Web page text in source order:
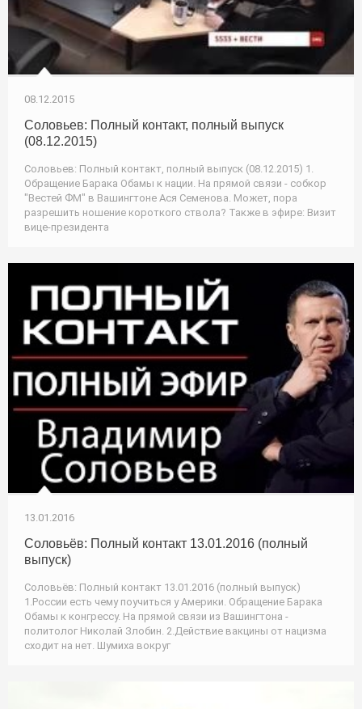
08.12.2015
Соловьев: Полный контакт, полный выпуск
(08.12.2015)
Соловьев: Полный контакт, полный выпуск (08.12.2015) 1.
Обращение Барака Обамы к нации. На прямой связи - собкор
"Вестей ФМ" в Вашингтоне Ася Семенова. Может, пора
разрешить ношение короткого ствола? Также в эфире: Визит
вице-президента
13.01.2016
Соловьёв: Полный контакт 13.01.2016 (полный
выпуск)
Соловьёв: Полный контакт 13.01.2016 (полный выпуск)
1.России есть чему поучиться у Америки. Обращение Барака
Обамы к конгрессу. На прямой связи из Вашингтона -
политолог Николай Злобин. 2.Действие вакцины от нацизма
сходит на нет. Шумиха вокруг